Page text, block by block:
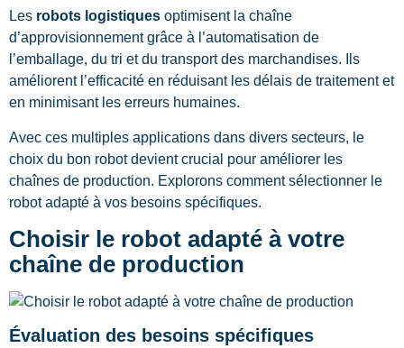
Les robots logistiques optimisent la chaîne
d’approvisionnement grâce à l’automatisation de
l’emballage, du tri et du transport des marchandises. Ils
améliorent l’efficacité en réduisant les délais de traitement et
en minimisant les erreurs humaines.
Avec ces multiples applications dans divers secteurs, le
choix du bon robot devient crucial pour améliorer les
chaînes de production. Explorons comment sélectionner le
robot adapté à vos besoins spécifiques.
Choisir le robot adapté à votre
chaîne de production
Évaluation des besoins spécifiques